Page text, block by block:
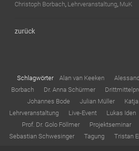
Christoph Borbach, Lehrveranstaltung, MuK
zurück
Schlagwörter Alan van Keeken
Borbach
Dr. Anna Schürmer
Johannes Bode
Julian Müller
Lehrveranstaltung
Live-Event Lukas Iden
Prof. Dr. Golo Föllmer
Projektseminar
Sebastian Schwesinger
Tagung Tristan